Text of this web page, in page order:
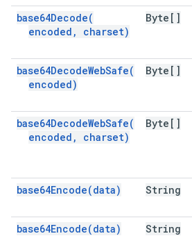
base64Decode(
encoded , charset)
Byte[]
base64DecodeWebSafe(
encoded)
Byte[]
base64DecodeWebSafe(
encoded , charset)
Byte[]
base64Encode(data) String
base64Encode(data) String